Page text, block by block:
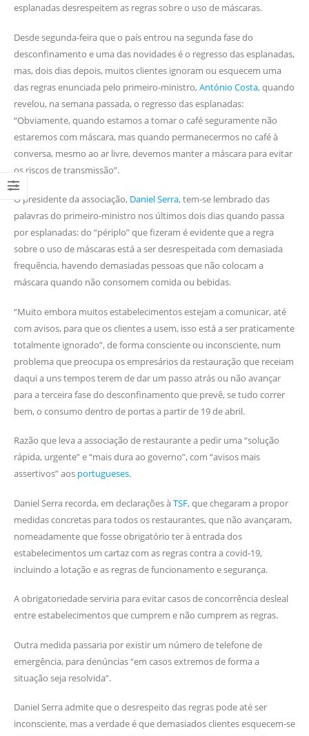
esplanadas desrespeitem as regras sobre o uso de máscaras.
Desde segunda-feira que o país entrou na segunda fase do
desconfinamento e uma das novidades é o regresso das esplanadas,
mas, dois dias depois, muitos clientes ignoram ou esquecem uma
das regras enunciada pelo primeiro-ministro,António Costa, quando
revelou, na semana passada, o regresso das esplanadas:
“Obviamente, quando estamos a tomar o café seguramente não
estaremos com máscara, mas quando permanecermos no café à
conversa, mesmo ao ar livre, devemos manter a máscara para evitar
os riscos de transmissão”.
O presidente da associação, Daniel Serra, tem-se lembrado das
palavras do primeiro-ministro nos últimos dois dias quando passa
por esplanadas: do “périplo” que fizeram é evidente que a regra
sobre o uso de máscaras está a ser desrespeitada com demasiada
frequência, havendo demasiadas pessoas que não colocam a
máscara quando não consomem comida ou bebidas.
“Muito embora muitos estabelecimentos estejam a comunicar, até
com avisos, para que os clientes a usem, isso está a ser praticamente
totalmente ignorado”, de forma consciente ou inconsciente, num
problema que preocupa os empresários da restauração que receiam
daqui a uns tempos terem de dar um passo atrás ou não avançar
para a terceira fase do desconfinamento que prevê, se tudo correr
bem, o consumo dentro de portas a partir de 19 de abril.
Razão que leva a associação de restaurante a pedir uma “solução
rápida, urgente” e “mais dura ao governo”, com “avisos mais
assertivos” aos portugueses.
Daniel Serra recorda, em declarações àTSF, que chegaram a propor
medidas concretas para todos os restaurantes, que não avançaram,
nomeadamente que fosse obrigatório ter à entrada dos
estabelecimentos um cartaz com as regras contra a covid-19,
incluindo a lotação e as regras de funcionamento e segurança.
A obrigatoriedade serviria para evitar casos de concorrência desleal
entre estabelecimentos que cumprem e não cumprem as regras.
Outra medida passaria por existir um número de telefone de
emergência, para denúncias “em casos extremos de forma a
situação seja resolvida”.
Daniel Serra admite que o desrespeito das regras pode até ser
inconsciente, mas a verdade é que demasiados clientes esquecem-se